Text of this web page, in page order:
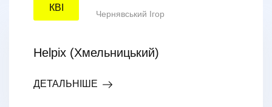
КВІ
Чернявський Ігор
Helpix (Хмельницький)
ДЕТАЛЬНІШЕ